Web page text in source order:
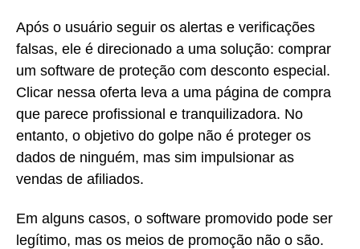
Após o usuário seguir os alertas e verificações
falsas, ele é direcionado a uma solução: comprar
um software de proteção com desconto especial.
Clicar nessa oferta leva a uma página de compra
que parece profissional e tranquilizadora. No
entanto, o objetivo do golpe não é proteger os
dados de ninguém, mas sim impulsionar as
vendas de afiliados.
Em alguns casos, o software promovido pode ser
legítimo, mas os meios de promoção não o são.